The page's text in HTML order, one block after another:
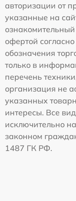
авторизации от
указанные на
офертой
обозначения
только в
перечень
организация не
указанных
интересы. Все
исключительно
законном
1487 ГК РФ.